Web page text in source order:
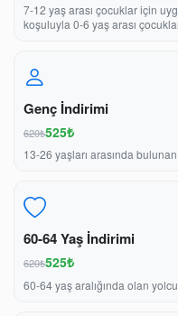
7-12 yaş arası çocuklar için
koşuluyla 0-6 yaş arası
Genç İndirimi
620₺525₺
13-26 yaşları arasında
60-64 Yaş İndirimi
620₺525₺
60-64 yaş aralığında olan